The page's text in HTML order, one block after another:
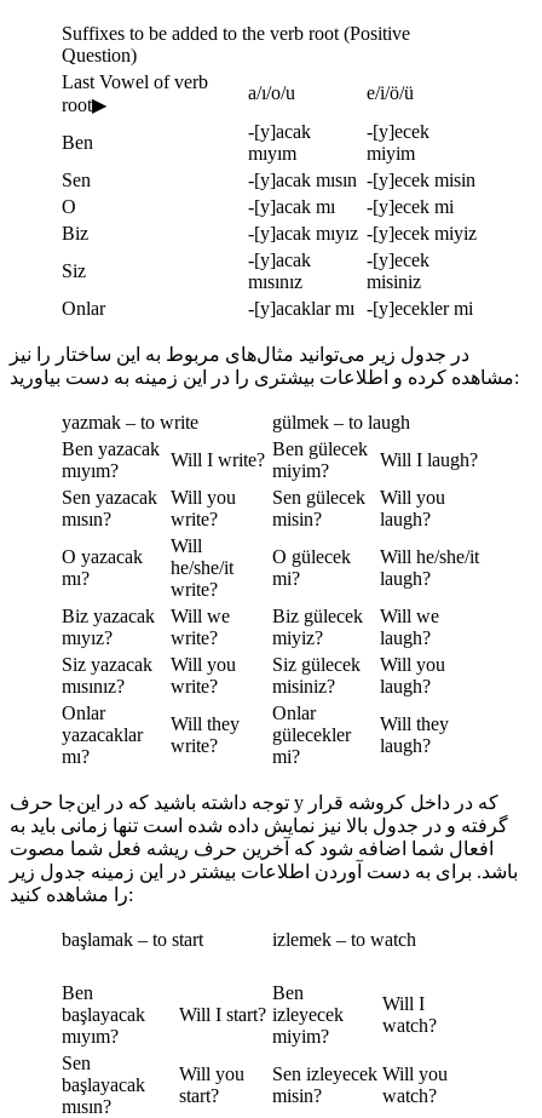
Suffixes to be added to the verb root (Positive
Question)
Last Vowel of verb
root▶
a/ı/o/u e/i/ö/ü
Ben
-[y]acak
mıyım
-[y]ecek
miyim
Sen
-[y]acak mısın -[y]ecek misin
O
-[y]acak mı
-[y]ecek mi
Biz
-[y]acak mıyız -[y]ecek miyiz
Siz
-[y]acak
mısınız
-[y]ecek
misiniz
Onlar
-[y]acaklar mı -[y]ecekler mi
در جدول زیر می‌توانید مثال‌های مربوط به این ساختار را نیز
مشاهده کرده و اطلاعات بیشتری را در این زمینه به دست بیاورید:
yazmak – to write
gülmek – to laugh
Ben yazacak
mıyım?
Will I write?
Ben gülecek
miyim?
Will I laugh?
Sen yazacak
mısın?
Will you
write?
Sen gülecek
misin?
Will you
laugh?
O yazacak
mı?
Will
he/she/it
write?
O gülecek
mi?
Will he/she/it
laugh?
Biz yazacak
mıyız?
Will we
write?
Biz gülecek
miyiz?
Will we
laugh?
Siz yazacak
mısınız?
Will you
write?
Siz gülecek
misiniz?
Will you
laugh?
Onlar
yazacaklar
mı?
Will they
write?
Onlar
gülecekler
mi?
Will they
laugh?
توجه داشته باشید که در این‌جا حرف y که در داخل کروشه قرار
گرفته و در جدول بالا نیز نمایش داده شده است تنها زمانی باید به
افعال شما اضافه شود که آخرین حرف ریشه فعل شما مصوت
باشد. برای به دست آوردن اطلاعات بیشتر در این زمینه جدول زیر
را مشاهده کنید:
başlamak – to start izlemek – to watch
Ben
başlayacak
mıyım?
Will I start?
Ben
izleyecek
miyim?
Will I
watch?
Sen
başlayacak
mısın?
Will you
start?
Sen izleyecek
misin?
Will you
watch?